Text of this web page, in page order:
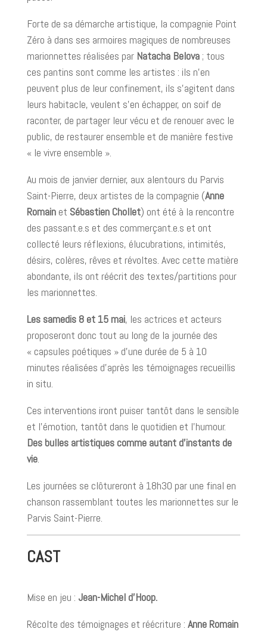
Forte de sa démarche artistique, la compagnie Point
Zéro à dans ses armoires magiques de nombreuses
marionnettes réalisées par Natacha Belova; tous
ces pantins sont comme les artistes : ils n’en
peuvent plus de leur confinement, ils s’agitent dans
leurs habitacle, veulent s’en échapper, on soif de
raconter, de partager leur vécu et de renouer avec le
public, de restaurer ensemble et de manière festive
« le vivre ensemble ».
Au mois de janvier dernier, aux alentours du Parvis
Saint-Pierre, deux artistes de la compagnie (Anne
Romainet Sébastien Chollet) ont été à la rencontre
des passant.e.s et des commerçant.e.s et ont
collecté leurs réflexions, élucubrations, intimités,
désirs, colères, rêves et révoltes. Avec cette matière
abondante, ils ont réécrit des textes/partitions pour
les marionnettes.
Les samedis 8 et 15 mai, les actrices et acteurs
proposeront donc tout au long de la journée des
« capsules poétiques » d’une durée de 5 à 10
minutes réalisées d’après les témoignages recueillis
in situ.
Ces interventions iront puiser tantôt dans le sensible
et l’émotion, tantôt dans le quotidien et l’humour.
Des bulles artistiques comme autant d’instants de
vie.
Les journées se clôtureront à 18h30 par une final en
chanson rassemblant toutes les marionnettes sur le
Parvis Saint-Pierre.
CAST
Mise en jeu : Jean-Michel d’Hoop.
Récolte des témoignages et réécriture : Anne Romain